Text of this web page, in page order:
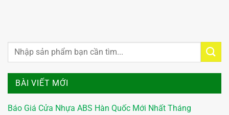
BÀI VIẾT MỚI
Báo Giá Cửa Nhựa ABS Hàn Quốc Mới Nhất Tháng